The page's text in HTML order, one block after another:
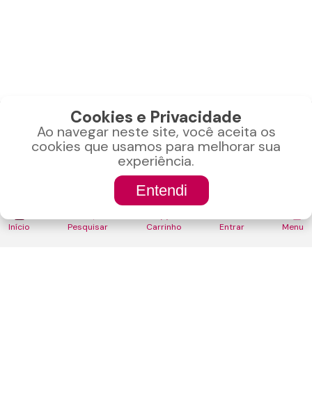
Início Pesquisar
(0)
Carrinho Entrar Menu
CONTATO
CNPJ: 22.040.990/0001-24
ou manda um whats!
Cookies e Privacidade
Ao navegar neste site, você aceita os
cookies que usamos para melhorar sua
experiência.
Entendi